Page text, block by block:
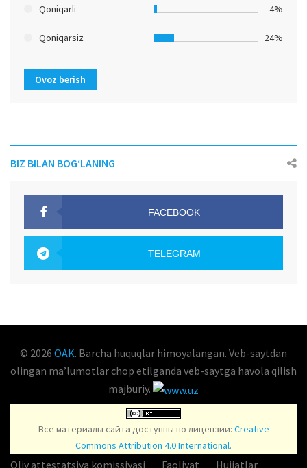
Qoniqarli 4%
Qoniqarsiz 24%
Ovoz berish
BIZ BILAN BOG‘LANING
FACEBOOK
TELEGRAM
© 2026 OAK. Barcha huquqlar himoyalangan. Veb-saytdan
olingan maʼlumotlar chop etilganda veb-saytga havola qilish
majburiy.
Все материалы сайта доступны по лицензии: Creative
Commons Attribution 4.0 International.
Oliy attestatsiya komissiyasi Faoliyat Hujjatlar